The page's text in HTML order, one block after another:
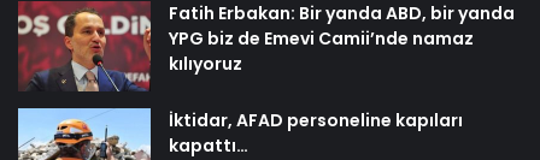
Fatih Erbakan: Bir yanda ABD, bir yanda
YPG biz de Emevi Camii’nde namaz
kılıyoruz
İktidar, AFAD personeline kapıları
kapattı…